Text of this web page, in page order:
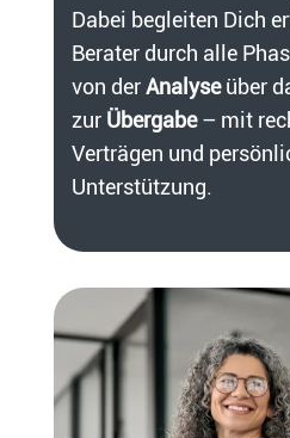
Dabei begleiten Dich
Berater durch alle
von derAnalyseüber
zur Übergabe– mit
Verträgen und
Unterstützung.